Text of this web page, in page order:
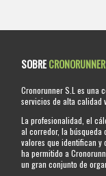
SOBRECRONORUNNER
Cronorunner S.L es una
servicios de alta calidad
La profesionalidad, el
al corredor, la búsqueda
valores que identifican y
ha permitido a
un gran conjunto de